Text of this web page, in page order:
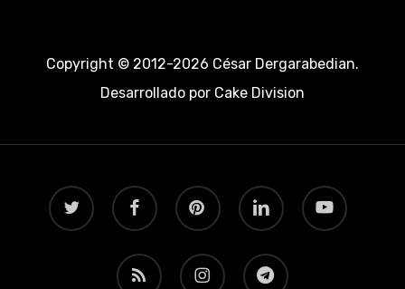
Copyright © 2012-2026 César Dergarabedian.
Desarrollado porCake Division
twitter facebook pinterest linkedin youtube
RSS instagram telegram